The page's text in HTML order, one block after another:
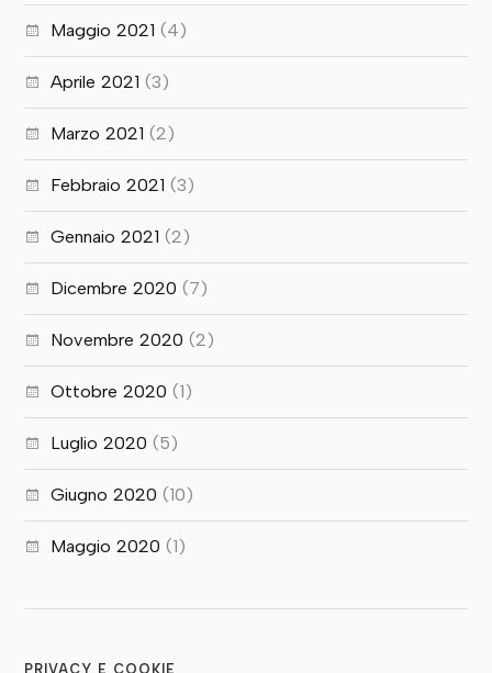
Maggio 2021 (4)
Aprile 2021 (3)
Marzo 2021 (2)
Febbraio 2021 (3)
Gennaio 2021 (2)
Dicembre 2020 (7)
Novembre 2020 (2)
Ottobre 2020 (1)
Luglio 2020 (5)
Giugno 2020 (10)
Maggio 2020 (1)
PRIVACY E COOKIE